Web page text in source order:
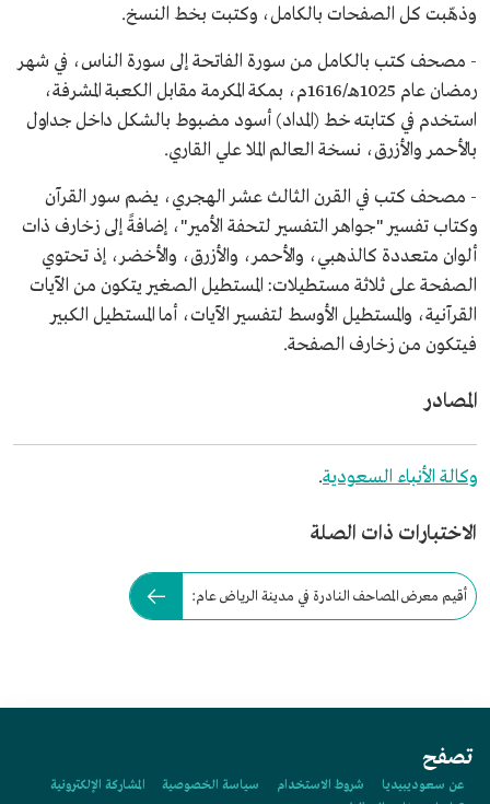
وذهّبت كل الصفحات بالكامل، وكتبت بخط النسخ.
- مصحف كتب بالكامل من سورة الفاتحة إلى سورة الناس، في شهر
رمضان عام 1025هـ/1616م، بمكة المكرمة مقابل الكعبة المشرفة،
استخدم في كتابته خط (المداد) أسود مضبوط بالشكل داخل جداول
بالأحمر والأزرق، نسخة العالم الملا علي القاري.
- مصحف كتب في القرن الثالث عشر الهجري، يضم سور القرآن
وكتاب تفسير "جواهر التفسير لتحفة الأمير"، إضافةً إلى زخارف ذات
ألوان متعددة كالذهبي، والأحمر، والأزرق، والأخضر، إذ تحتوي
الصفحة على ثلاثة مستطيلات: المستطيل الصغير يتكون من الآيات
القرآنية، والمستطيل الأوسط لتفسير الآيات، أما المستطيل الكبير
فيتكون من زخارف الصفحة.
المصادر
وكالة الأنباء السعودية.
الاختبارات ذات الصلة
أقيم معرض المصاحف النادرة في مدينة الرياض عام:
تصفح
عن سعوديبيديا شروط الاستخدام سياسة الخصوصية
المشاركة الإلكترونية